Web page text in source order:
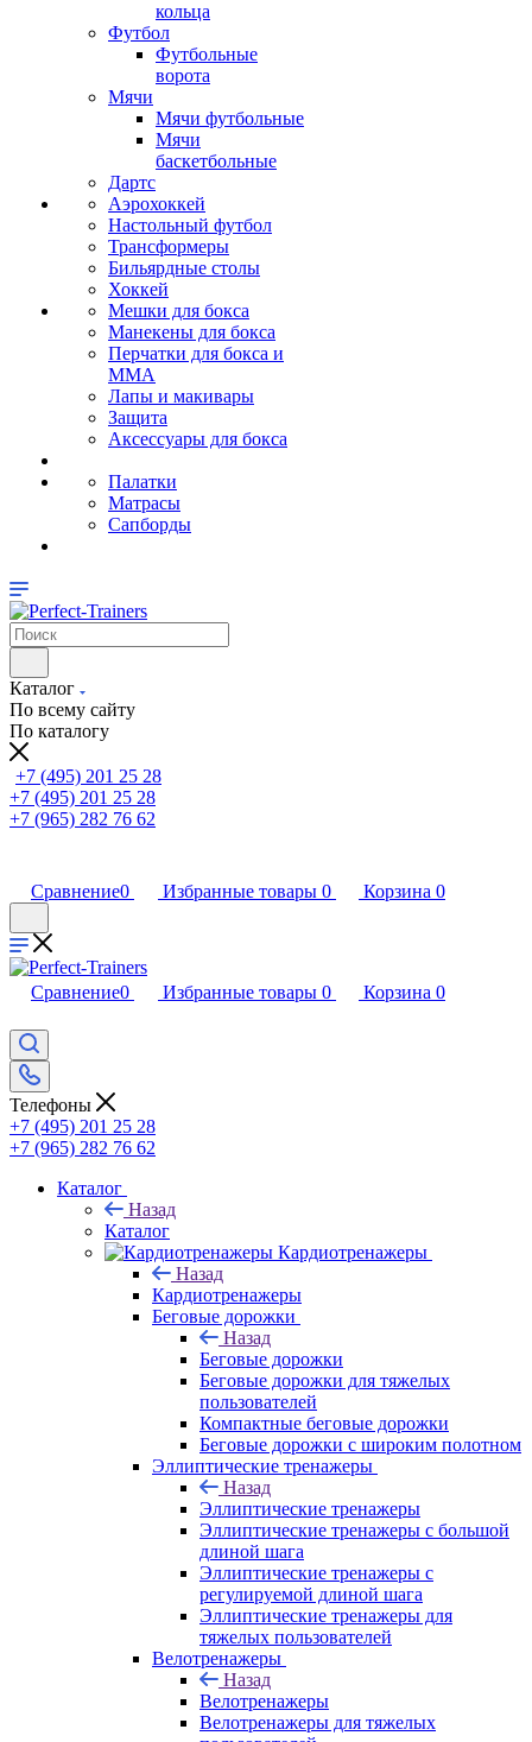
кольца
Футбол
Футбольные
ворота
Мячи
Мячи футбольные
Мячи
баскетбольные
Дартс
Аэрохоккей
Настольный футбол
Трансформеры
Бильярдные столы
Хоккей
Мешки для бокса
Манекены для бокса
Перчатки для бокса и
MMA
Лапы и макивары
Защита
Аксессуары для бокса
Палатки
Матрасы
Сапборды
Каталог
По всему сайту
По каталогу
+7 (495) 201 25 28
+7 (495) 201 25 28
+7 (965) 282 76 62
Сравнение0 Избранные товары 0 Корзина 0
Сравнение0 Избранные товары 0 Корзина 0
Телефоны
+7 (495) 201 25 28
+7 (965) 282 76 62
Каталог
Назад
Каталог
Кардиотренажеры
Назад
Кардиотренажеры
Беговые дорожки
Назад
Беговые дорожки
Беговые дорожки для тяжелых
пользователей
Компактные беговые дорожки
Беговые дорожки с широким полотном
Эллиптические тренажеры
Назад
Эллиптические тренажеры
Эллиптические тренажеры с большой
длиной шага
Эллиптические тренажеры с
регулируемой длиной шага
Эллиптические тренажеры для
тяжелых пользователей
Велотренажеры
Назад
Велотренажеры
Велотренажеры для тяжелых